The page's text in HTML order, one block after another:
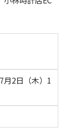
月2日（木）1